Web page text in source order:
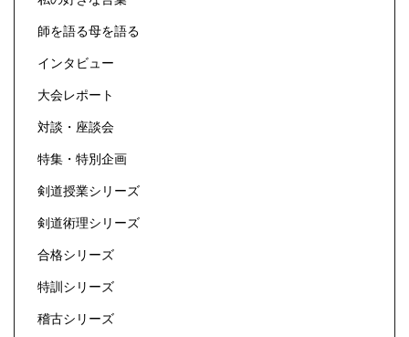
師を語る母を語る
インタビュー
大会レポート
対談・座談会
特集・特別企画
剣道授業シリーズ
剣道術理シリーズ
合格シリーズ
特訓シリーズ
稽古シリーズ